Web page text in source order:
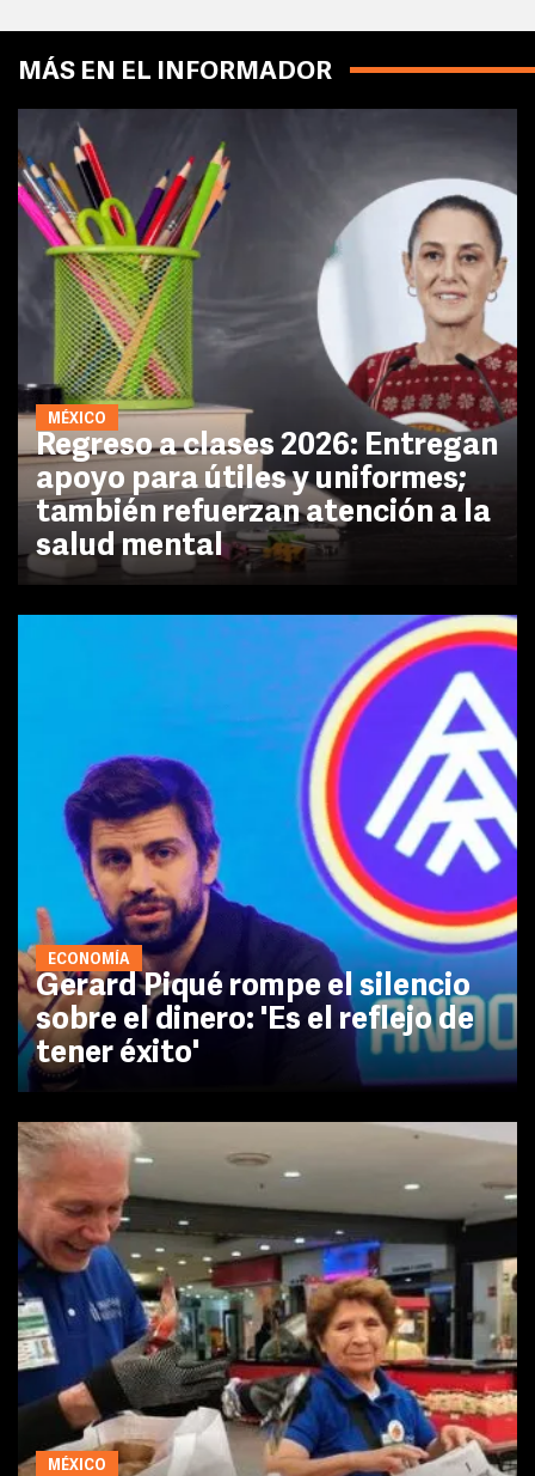
MÁS EN EL INFORMADOR
MÉXICO
Regreso a clases 2026: Entregan
apoyo para útiles y uniformes;
también refuerzan atención a la
salud mental
ECONOMÍA
Gerard Piqué rompe el silencio
sobre el dinero: 'Es el reflejo de
tener éxito'
MÉXICO